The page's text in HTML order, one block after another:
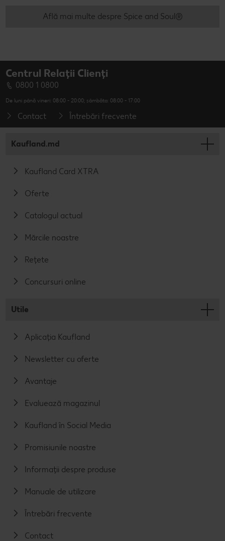
Află mai multe despre Spice and Soul®
Centrul Relații Clienți
0800 1 0800
De luni până vineri: 08:00 - 20:00; sâmbăta: 08:00 - 17:00
Contact Întrebări frecvente
Kaufland.md
Kaufland Card XTRA
Oferte
Catalogul actual
Mărcile noastre
Rețete
Concursuri online
Utile
Aplicația Kaufland
Newsletter cu oferte
Avantaje
Evaluează magazinul
Kaufland în Social Media
Promisiunile noastre
Informații despre produse
Manuale de utilizare
Întrebări frecvente
Contact